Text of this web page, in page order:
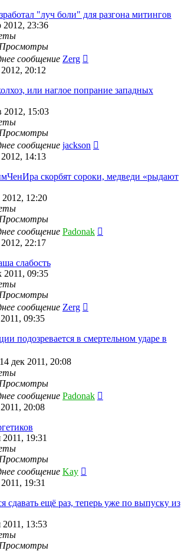
"луч боли" для разгона митингов
2012, 23:36
Просмотры
сообщение Zerg
20:12
или наглое попрание западных
2012, 15:03
Просмотры
сообщение jackson
14:13
скорбят сороки, медведи «рыдают
2012, 12:20
Просмотры
сообщение Padonak
22:17
слабость
2011, 09:35
Просмотры
сообщение Zerg
09:35
подозревается в смертельном ударе в
14 дек 2011, 20:08
Просмотры
сообщение Padonak
20:08
2011, 19:31
Просмотры
сообщение Kay
19:31
сдавать ещё раз, теперь уже по выпуску из
2011, 13:53
Просмотры